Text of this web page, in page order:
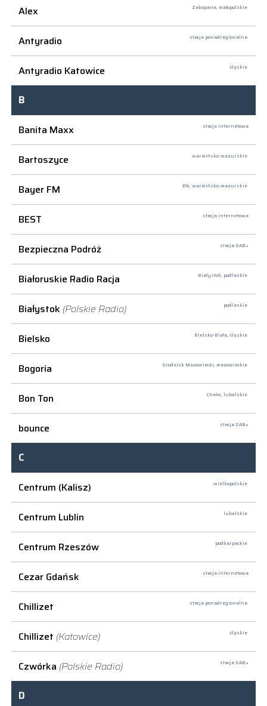
Alex Zakopane, małopolskie
Antyradio stacja ponadregionalna
Antyradio Katowice śląskie
B
Banita Maxx
stacja internetowa
Bartoszyce warmińsko-mazurskie
Bayer FM Ełk, warmińsko-mazurskie
BEST stacja internetowa
Bezpieczna Podróż stacja DAB+
Białoruskie Radio Racja Białystok, podlaskie
Białystok (Polskie Radio) podlaskie
Bielsko Bielsko-Biała, śląskie
Bogoria Grodzisk Mazowiecki, mazowieckie
Bon Ton Chełm, lubelskie
bounce stacja DAB+
C
Centrum (Kalisz)
wielkopolskie
Centrum Lublin lubelskie
Centrum Rzeszów podkarpackie
Cezar Gdańsk stacja internetowa
Chillizet stacja ponadregionalna
Chillizet (Katowice) śląskie
Czwórka (Polskie Radio) stacja DAB+
D